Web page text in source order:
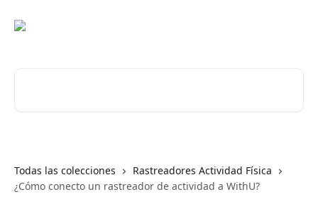
Todas las colecciones
Rastreadores Actividad Física
¿Cómo conecto un rastreador de actividad a WithU?